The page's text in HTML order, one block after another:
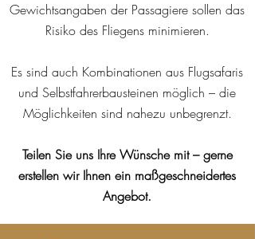
Gewichtsangaben der Passagiere sollen das
Risiko des Fliegens minimieren.
Es sind auch Kombinationen aus Flugsafaris
und Selbstfahrerbausteinen möglich – die
Möglichkeiten sind nahezu unbegrenzt.
Teilen Sie uns Ihre Wünsche mit – gerne
erstellen wir Ihnen ein maßgeschneidertes
Angebot.